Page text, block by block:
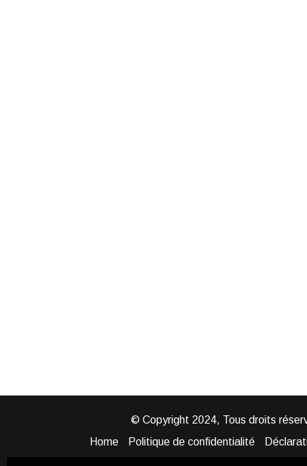
© Copyright 2024, Tous droits
Home
Politique de confidentialité